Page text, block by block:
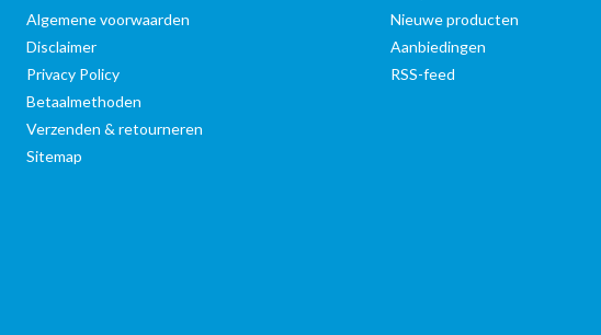
Algemene voorwaarden
Disclaimer
Privacy Policy
Betaalmethoden
Verzenden & retourneren
Sitemap
Nieuwe producten
Aanbiedingen
RSS-feed